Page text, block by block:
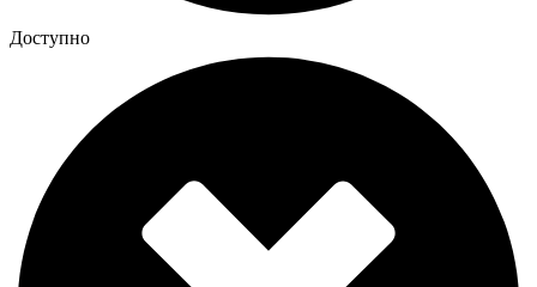
Доступно